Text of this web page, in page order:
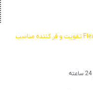
ویژگی های موس مو نیوآ مدل Flexible Curls & Care تقویت و فر کننده مناسب